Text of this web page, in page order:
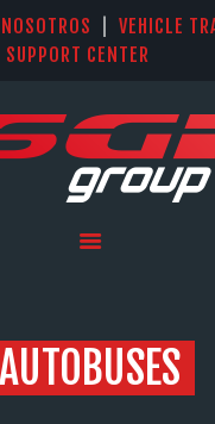
VEHICLE
SUPPORT CENTER
AUTOBUSES